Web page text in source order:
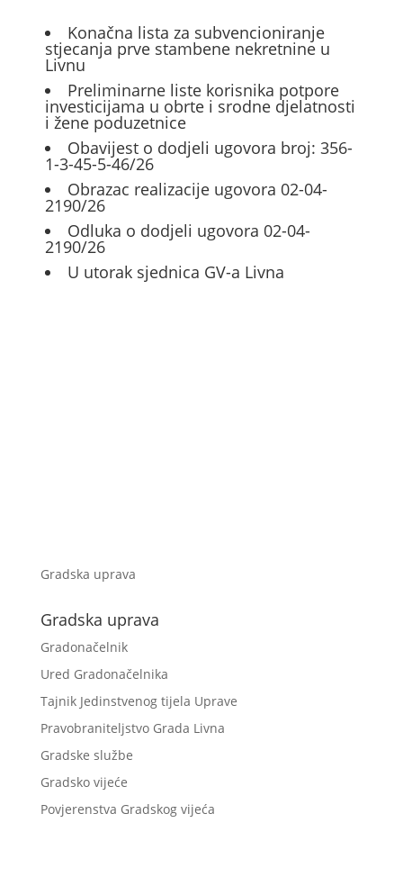
Konačna lista za subvencioniranje
stjecanja prve stambene nekretnine u
Livnu
Preliminarne liste korisnika potpore
investicijama u obrte i srodne djelatnosti
i žene poduzetnice
Obavijest o dodjeli ugovora broj: 356-
1-3-45-5-46/26
Obrazac realizacije ugovora 02-04-
2190/26
Odluka o dodjeli ugovora 02-04-
2190/26
U utorak sjednica GV-a Livna
Gradska uprava
Gradska uprava
Gradonačelnik
Ured Gradonačelnika
Tajnik Jedinstvenog tijela Uprave
Pravobraniteljstvo Grada Livna
Gradske službe
Gradsko vijeće
Povjerenstva Gradskog vijeća